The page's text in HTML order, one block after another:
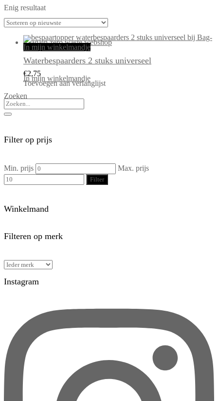
Enig resultaat
In mijn winkelmandje
Waterbespaarders 2 stuks universeel
€2,75
In mijn winkelmandje
Toevoegen aan verlanglijst
Zoeken
Filter op prijs
Min. prijs Max. prijs
Filter
Winkelmand
Filteren op merk
Instagram